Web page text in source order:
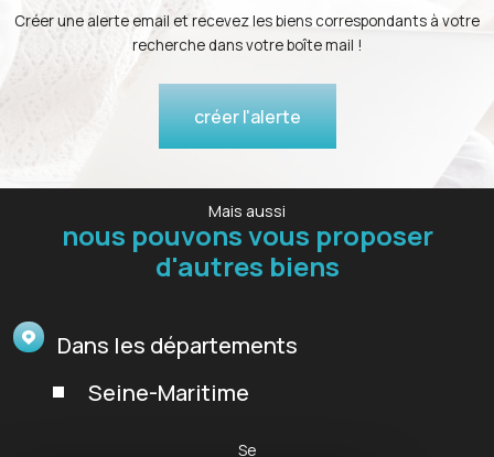
Créer une alerte email et recevez les biens correspondants à votre
recherche dans votre boîte mail !
créer l'alerte
Mais aussi
nous pouvons vous proposer
d'autres biens
Dans les départements
Seine-Maritime
Se